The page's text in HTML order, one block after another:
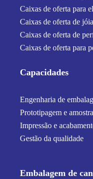
Caixas de oferta para
Caixas de oferta de
Caixas de oferta de
Caixas de oferta para
Capacidades
Engenharia de
Prototipagem e
Impressão e
Gestão da qualidade
Embalagem de